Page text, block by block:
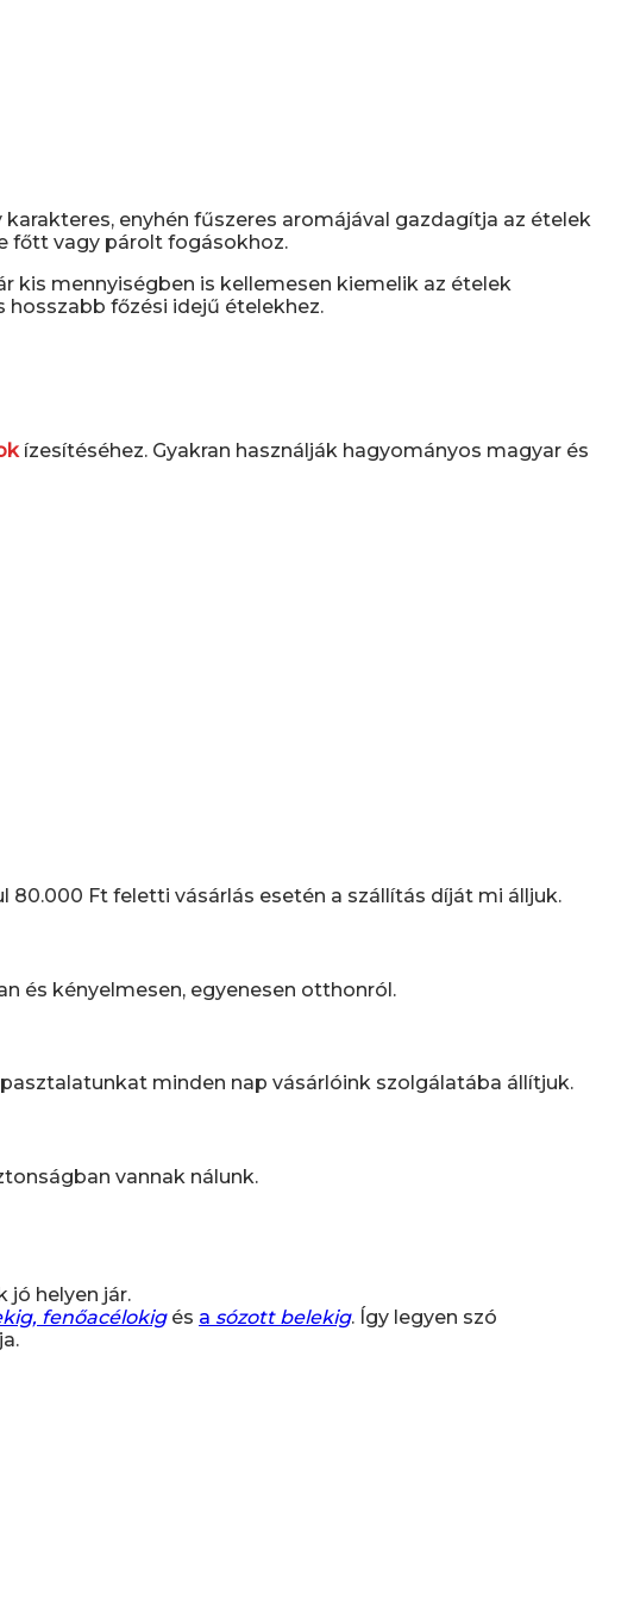
enyhén fűszeres aromájával gazdagítja az ételek
főtt vagy párolt fogásokhoz.
mennyiségben is kellemesen kiemelik az ételek
főzési idejű ételekhez.
ízesítéséhez. Gyakran használják hagyományos magyar és
Ft feletti vásárlás esetén a szállítás díját mi álljuk.
és kényelmesen, egyenesen otthonról.
minden nap vásárlóink szolgálatába állítjuk.
vannak nálunk.
jó helyen jár.
fenőacélokigés a sózott belekig. Így legyen szó